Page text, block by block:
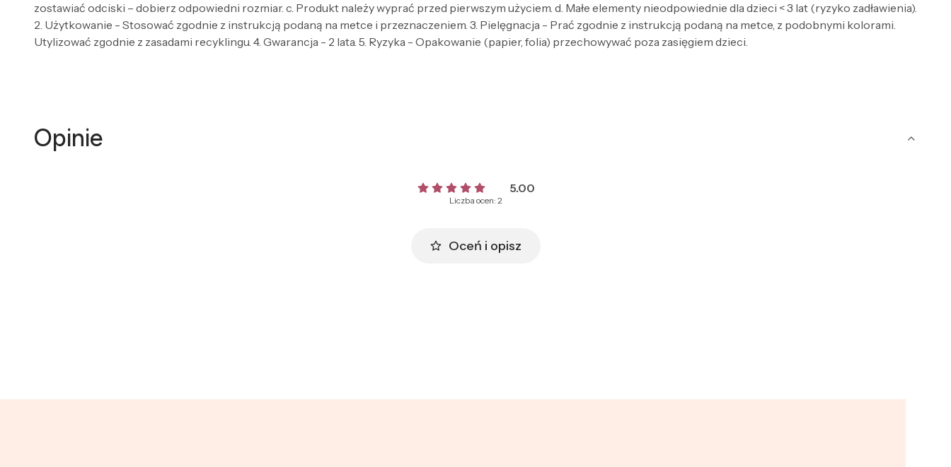
zostawiać odciski – dobierz odpowiedni rozmiar. c. Produkt należy wyprać przed pierwszym użyciem. d. Małe elementy nieodpowiednie dla dzieci < 3 lat (ryzyko zadławienia).
2. Użytkowanie - Stosować zgodnie z instrukcją podaną na metce i przeznaczeniem. 3. Pielęgnacja - Prać zgodnie z instrukcją podaną na metce, z podobnymi kolorami.
Utylizować zgodnie z zasadami recyklingu. 4. Gwarancja - 2 lata. 5. Ryzyka - Opakowanie (papier, folia) przechowywać poza zasięgiem dzieci.
Opinie
5.00
Liczba ocen: 2
Oceń i opisz